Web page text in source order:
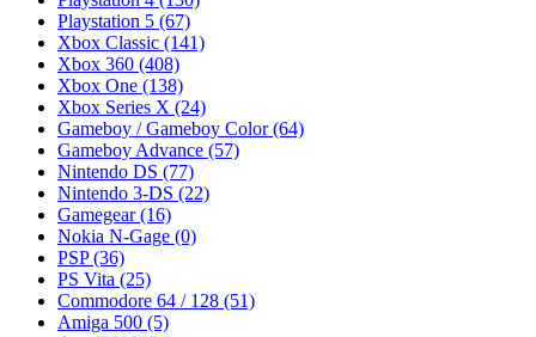
Playstation 5 (67)
Xbox Classic (141)
Xbox 360 (408)
Xbox One (138)
Xbox Series X (24)
Gameboy / Gameboy Color(64)
Gameboy Advance (57)
Nintendo DS (77)
Nintendo 3-DS (22)
Gamegear(16)
Nokia N-Gage (0)
PSP(36)
PS Vita (25)
Commodore 64 / 128 (51)
Amiga 500 (5)